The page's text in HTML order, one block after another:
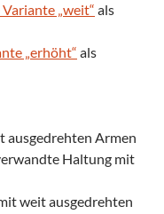
„weit“ als
„erhöht“ als
ausgedrehten Armen
Haltung mit
weit ausgedrehten